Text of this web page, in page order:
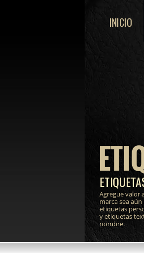
Agregue valor
marca sea
etiquetas
y etiquetas
nombre.
INICIO